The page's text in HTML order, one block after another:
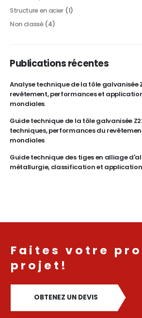
Structure en acier (1)
Non classé(4)
Publications récentes
Analyse technique de la tôle galvanisée
revêtement, performances et
mondiales
Guide technique de la tôle galvanisée
techniques, performances du
mondiales
Guide technique des tiges en alliage
métallurgie, classification et
Faites votre
projet!
OBTENEZ UN DEVIS